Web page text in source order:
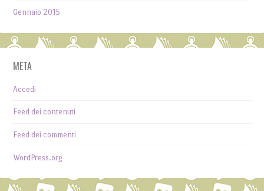
Gennaio 2015
META
Accedi
Feed dei contenuti
Feed dei commenti
WordPress.org